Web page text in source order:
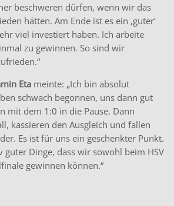
beschweren dürfen, wenn wir das
hätten. Am Ende ist es ein ‚guter‘
viel investiert haben. Ich arbeite
zu gewinnen. So sind wir
Eta meinte: „Ich bin absolut
schwach begonnen, uns dann gut
mit dem 1:0 in die Pause. Dann
kassieren den Ausgleich und fallen
Es ist für uns ein geschenkter Punkt.
guter Dinge, dass wir sowohl beim HSV
gewinnen können.“